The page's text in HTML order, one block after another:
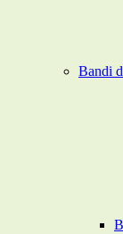
Bandi